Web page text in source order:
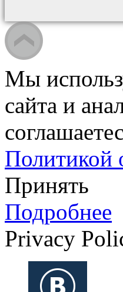
Мы
сайта и
Политикой
Принять
Подробнее
Privacy